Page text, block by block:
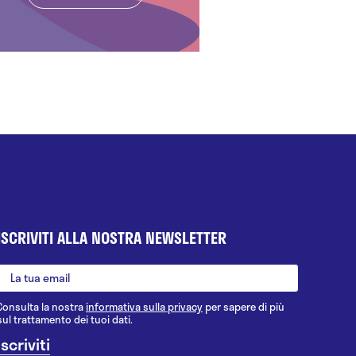
ALLA NOSTRA NEWSLETTER
la nostrainformativa sulla privacy per sapere di più
trattamento dei tuoi dati.